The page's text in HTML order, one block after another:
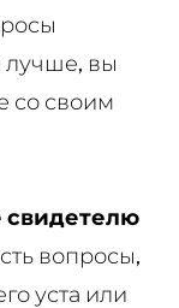
лучше, вы
со своим
свидетелю
вопросы,
уста или